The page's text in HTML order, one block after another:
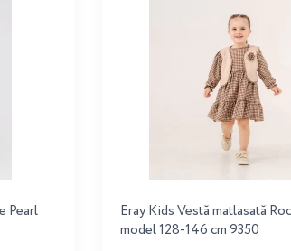
Pearl
Eray Kids Vestă matlasată
model 128-146 cm 9350